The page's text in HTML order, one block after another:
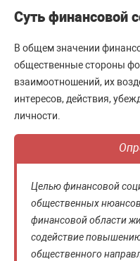
Суть финансовой
В общем значении
общественные стороны
взаимоотношений, их
интересов, действия,
личности.
Целью финансовой
общественных
финансовой области
содействие
общественного